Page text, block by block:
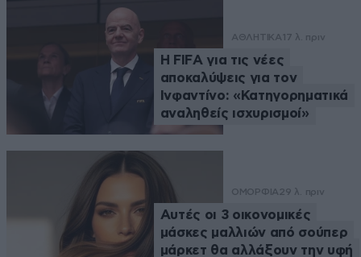
ΑΘΛΗΤΙΚΑ 17 λ. πριν
Η FIFA για τις νέες
αποκαλύψεις για τον
Ινφαντίνο: «Κατηγορηματικά
αναληθείς ισχυρισμοί»
ΟΜΟΡΦΙΑ29 λ. πριν
Αυτές οι 3 οικονομικές
μάσκες μαλλιών από σούπερ
μάρκετ θα αλλάξουν την υφή